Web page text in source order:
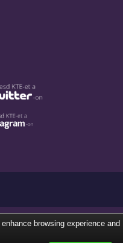
browsing experience and